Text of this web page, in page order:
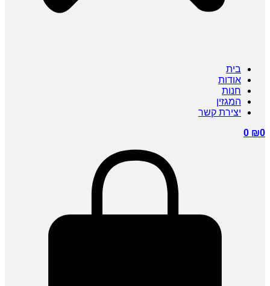
בית
אודות
חנות
המגזין
יצירת קשר
₪0
0